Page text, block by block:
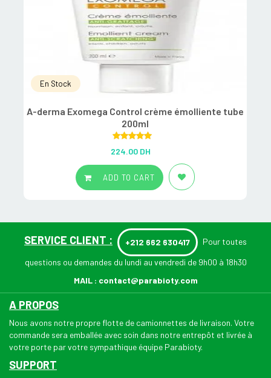
En Stock
A-derma Exomega Control crème émolliente tube
200ml
out of 5
224.00 DH
ADD TO CART
SERVICE CLIENT : +212 662 630417 Pour toutes
questions ou demandes du lundi au vendredi de 9h00 à 18h30
MAIL : contact@parabioty.com
A PROPOS
Nous avons notre propre flotte de camionnettes de livraison. Votre
commande sera emballée avec soin dans notre entrepôt et livrée à
votre porte par votre sympathique équipe Parabioty.
SUPPORT